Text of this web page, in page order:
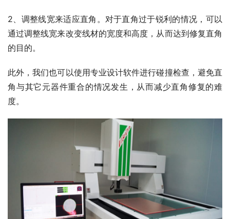
2、调整线宽来适应直角。对于直角过于锐利的情况，可以
通过调整线宽来改变线材的宽度和高度，从而达到修复直角
的目的。
此外，我们也可以使用专业设计软件进行碰撞检查，避免直
角与其它元器件重合的情况发生，从而减少直角修复的难
度。